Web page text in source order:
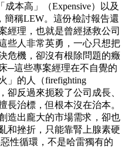
本高」（Expensive）以及
簡稱LEW。這份檢討報告還
經理，也就是曾經拯救公司
些人非常英勇，一心只想把
危機，卻沒有根除問題的癥
─這些專案經理在不自覺的
」的人（firefighting
卻反過來扼殺了公司成長、
長治標，但根本沒在治本。
造出龐大的市場需求，卻也
和挫折，只能靠腎上腺素硬
性循環，不是哈雷獨有的